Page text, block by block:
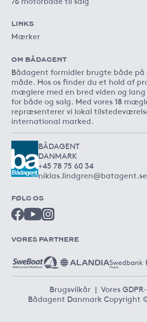
LINKS
Mærker
OM BÅDAGENT
Bådagent formidler brugte både på
måde. Hos os finder du et hold af
mæglere med en bred viden og
for både og salg. Med vores 18
repræsenterer vi lokal
international marked.
BÅDAGENT
DANMARK
+45 78 75 60 34
niklas.lindgren@batagent.se
FØLG OS
VORES PARTNERE
Brugsvilkår | Vores
Bådagent Danmark Copyright